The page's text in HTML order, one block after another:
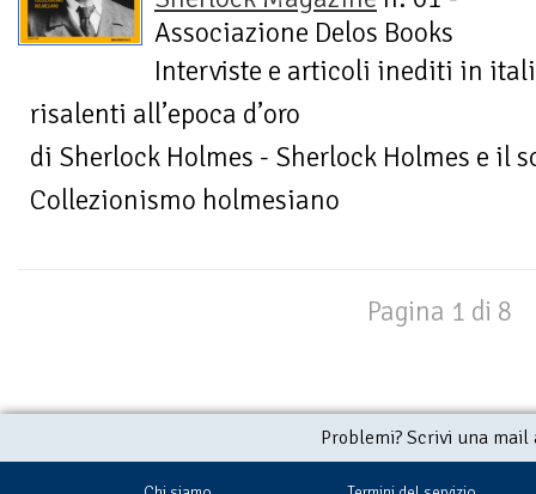
Associazione Delos Books
Interviste e articoli inediti in
risalenti all’epoca d’oro
di Sherlock Holmes - Sherlock Holmes e il
Collezionismo holmesiano
Pagina 1 di 8
Problemi? Scrivi una